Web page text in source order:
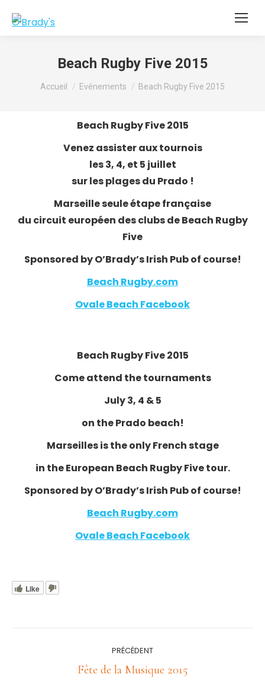
Beach Rugby Five 2015
Vous êtes ici :
Accueil Evénements Beach Rugby Five 2015
Beach Rugby Five 2015
Venez assister aux tournois
les 3, 4, et 5 juillet
sur les plages du Prado !
Marseille seule étape française
du circuit européen des clubs de Beach Rugby
Five
Sponsored by O’Brady’s Irish Pub of course!
Beach Rugby.com
Ovale Beach Facebook
Beach Rugby Five 2015
Come attend the tournaments
July 3, 4 & 5
on the Prado beach!
Marseilles is the only French stage
in the European Beach Rugby Five tour.
Sponsored by O’Brady’s Irish Pub of course!
Beach Rugby.com
Ovale Beach Facebook
Like
PRÉCÉDENT
Article
Fête de la Musique 2015